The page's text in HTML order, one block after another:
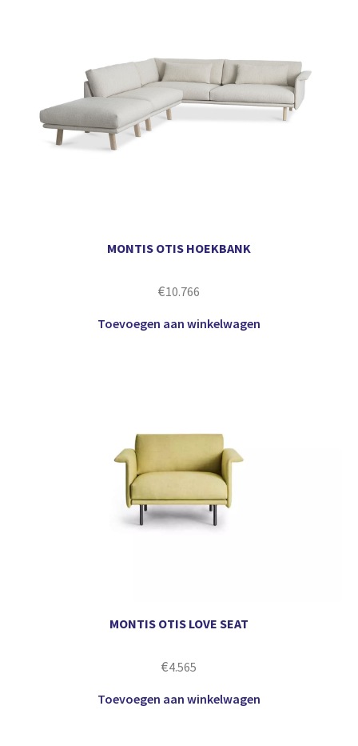
MONTIS OTIS HOEKBANK
€10.766
Toevoegen aan winkelwagen
MONTIS OTIS LOVE SEAT
€4.565
Toevoegen aan winkelwagen